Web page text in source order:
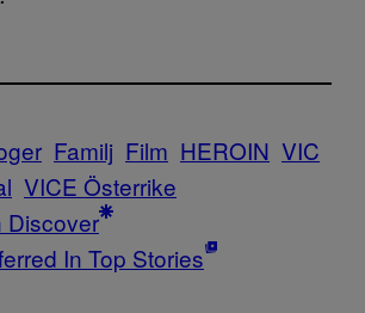
Familj Film HEROIN VIC
VICE Österrike
Discover
In Top Stories